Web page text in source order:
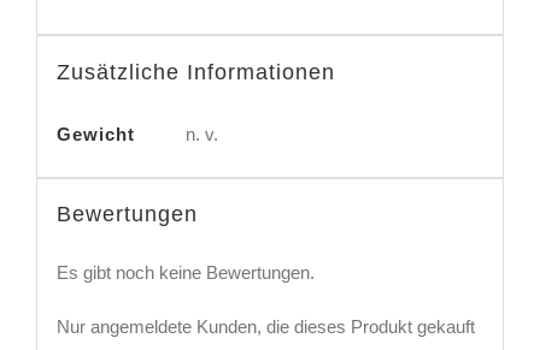
Zusätzliche Informationen
Gewicht n. v.
Bewertungen
Es gibt noch keine Bewertungen.
Nur angemeldete Kunden, die dieses Produkt gekauft